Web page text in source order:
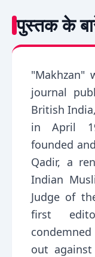
पुस्तक के
"Makhzan"
journal
British
in April
founded
Qadir, a
Indian
Judge of
first
out